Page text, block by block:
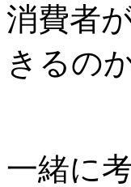
消費者
きるの
一緒に